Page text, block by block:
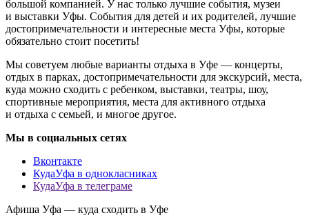
большой компанией. У нас только лучшие события, музеи
и выставки Уфы. События для детей и их родителей, лучшие
достопримечательности и интересные места Уфы, которые
обязательно стоит посетить!
Мы советуем любые варианты отдыха в Уфе — концерты,
отдых в парках, достопримечательности для экскурсий, места,
куда можно сходить с ребенком, выставки, театры, шоу,
спортивные мероприятия, места для активного отдыха
и отдыха с семьей, и многое другое.
Мы в социальных сетях
Вконтакте
КудаУфа в однокласниках
КудаУфа в телеграме
Афиша Уфа — куда сходить в Уфе